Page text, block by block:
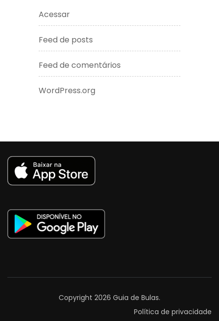
Acessar
Feed de posts
Feed de comentários
WordPress.org
Copyright 2026 Guia de Bulas.
Política de privacidade